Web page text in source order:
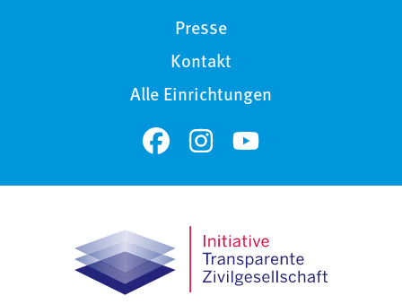
Presse
Kontakt
Alle Einrichtungen